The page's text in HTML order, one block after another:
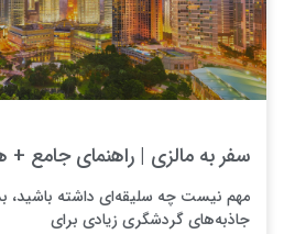
سفر به مالزی | راهنمای جامع +
مهم نیست چه سلیقه‌ای داشته باشید،
جاذبه‌های گردشگری زیادی برای